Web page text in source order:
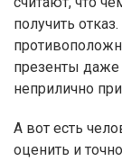
получить
презенты
неприлично
А вот есть
оценить и